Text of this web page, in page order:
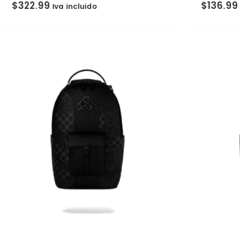
$322.99 Iva incluido $136.99